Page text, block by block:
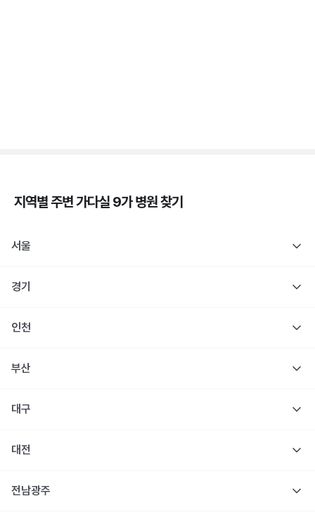
지역별 주변가다실 9가병원 찾기
서울
경기
인천
부산
대구
대전
전남광주